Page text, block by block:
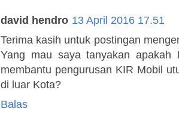
david hendro 13 April 2016 17.51
Terima kasih untuk postingan
Yang mau saya tanyakan
membantu pengurusan KIR Mobil
di luar Kota?
Balas